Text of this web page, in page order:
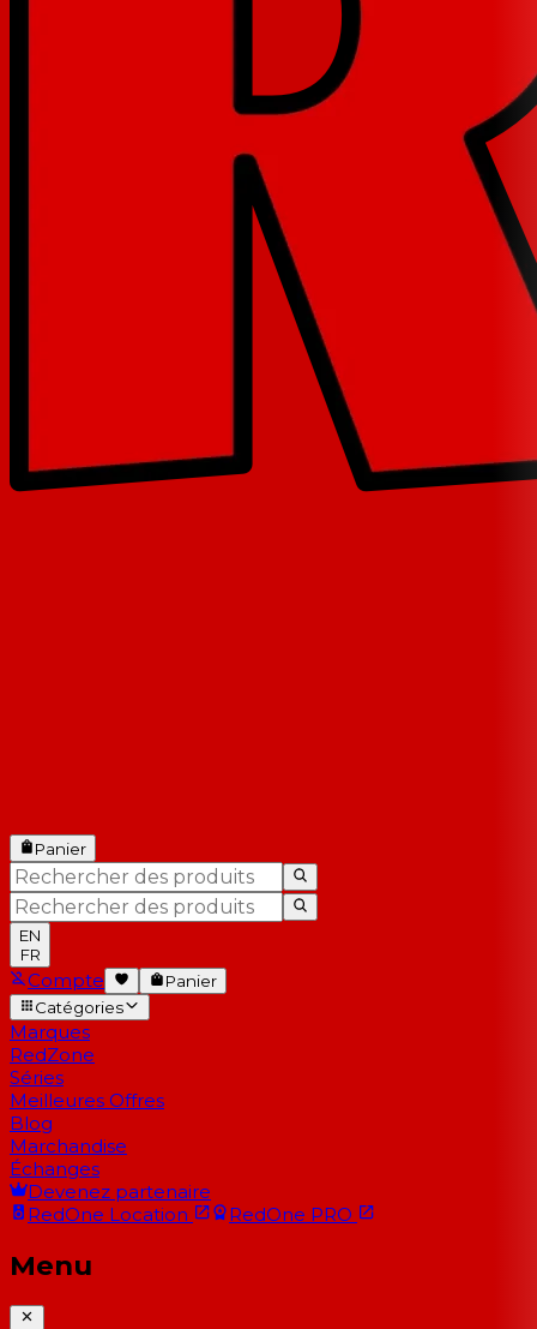
Panier
EN
FR
Compte
Panier
Catégories
Marques
RedZone
Séries
Meilleures Offres
Blog
Marchandise
Échanges
Devenez partenaire
RedOne Location RedOne PRO
Menu